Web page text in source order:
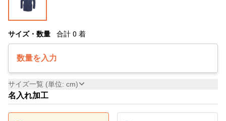
サイズ・数量 合計 0 着
数量を入力
サイズ一覧 (単位: cm)
名入れ加工